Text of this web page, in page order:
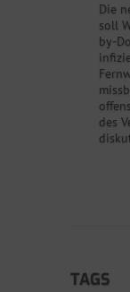
Die
soll
by-
des
TAGS